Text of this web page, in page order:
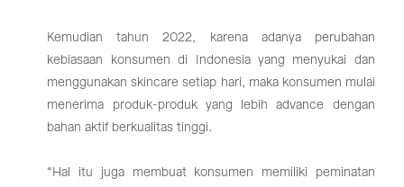
Kemudian tahun 2022, karena adanya perubahan
kebiasaan konsumen di Indonesia yang menyukai dan
menggunakan skincare setiap hari, maka konsumen mulai
menerima produk-produk yang lebih advance dengan
bahan aktif berkualitas tinggi.
“Hal itu juga membuat konsumen memiliki peminatan